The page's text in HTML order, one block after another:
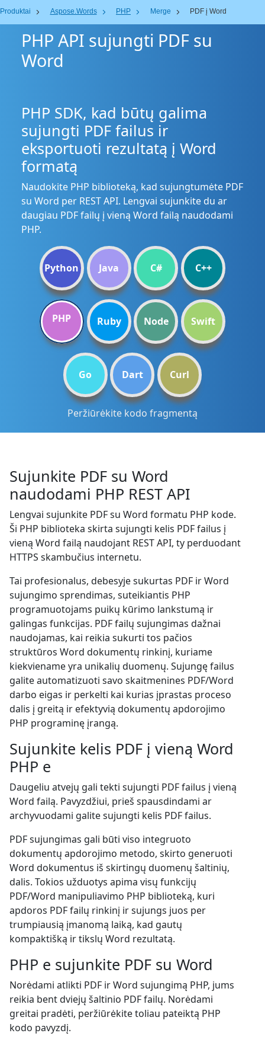
Produktai Aspose.Words PHP Merge PDF į Word
PHP API sujungti PDF su
Word
PHP SDK, kad būtų galima
sujungti PDF failus ir
eksportuoti rezultatą į Word
formatą
Naudokite PHP biblioteką, kad sujungtumėte PDF
su Word per REST API. Lengvai sujunkite du ar
daugiau PDF failų į vieną Word failą naudodami
PHP.
Python Java C# C++
PHP Ruby Node Swift
Go Dart Curl
Peržiūrėkite kodo fragmentą
Sujunkite PDF su Word
naudodami PHP REST API
Lengvai sujunkite PDF su Word formatu PHP kode.
Ši PHP biblioteka skirta sujungti kelis PDF failus į
vieną Word failą naudojant REST API, ty perduodant
HTTPS skambučius internetu.
Tai profesionalus, debesyje sukurtas PDF ir Word
sujungimo sprendimas, suteikiantis PHP
programuotojams puikų kūrimo lankstumą ir
galingas funkcijas. PDF failų sujungimas dažnai
naudojamas, kai reikia sukurti tos pačios
struktūros Word dokumentų rinkinį, kuriame
kiekviename yra unikalių duomenų. Sujungę failus
galite automatizuoti savo skaitmenines PDF/Word
darbo eigas ir perkelti kai kurias įprastas proceso
dalis į greitą ir efektyvią dokumentų apdorojimo
PHP programinę įrangą.
Sujunkite kelis PDF į vieną Word
PHP e
Daugeliu atvejų gali tekti sujungti PDF failus į vieną
Word failą. Pavyzdžiui, prieš spausdindami ar
archyvuodami galite sujungti kelis PDF failus.
PDF sujungimas gali būti viso integruoto
dokumentų apdorojimo metodo, skirto generuoti
Word dokumentus iš skirtingų duomenų šaltinių,
dalis. Tokios užduotys apima visų funkcijų
PDF/Word manipuliavimo PHP biblioteką, kuri
apdoros PDF failų rinkinį ir sujungs juos per
trumpiausią įmanomą laiką, kad gautų
kompaktišką ir tikslų Word rezultatą.
PHP e sujunkite PDF su Word
Norėdami atlikti PDF ir Word sujungimą PHP, jums
reikia bent dviejų šaltinio PDF failų. Norėdami
greitai pradėti, peržiūrėkite toliau pateiktą PHP
kodo pavyzdį.